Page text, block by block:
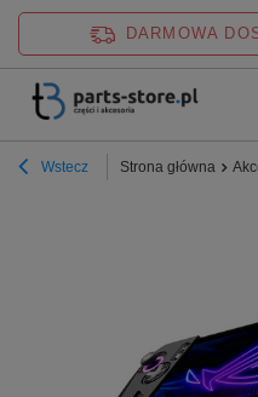
DARMOWA
Wstecz Strona główna